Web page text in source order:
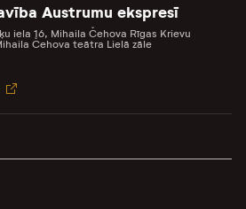
Austrumu ekspresī
iela 16, Mihaila Čehova Rīgas Krievu
Čehova teātra Lielā zāle